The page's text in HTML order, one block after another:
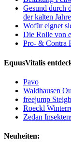
Gesund durch
der kalten
Wofür eignet
Die Rolle von
Pro- & Contra
EquusVitalis
Pavo
Waldhausen
freejump
Roeckl
Zedan
Neuheiten: